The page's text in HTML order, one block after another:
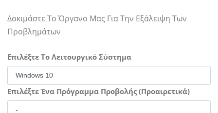
Δοκιμάστε Το Όργανο Μας Για Την Εξάλειψη Των
Προβλημάτων
Επιλέξτε Το Λειτουργικό Σύστημα
Επιλέξτε Ένα Πρόγραμμα Προβολής (Προαιρετικά)